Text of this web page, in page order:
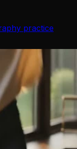
practice